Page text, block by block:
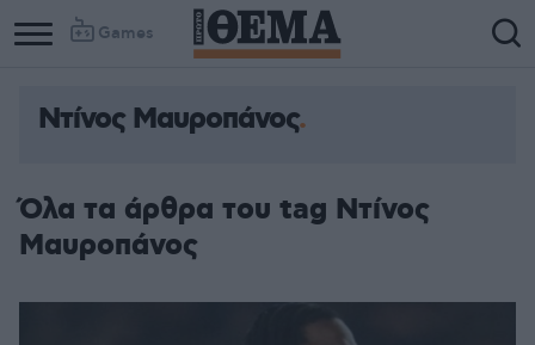
Games
Ντίνος Μαυροπάνος
Όλα τα άρθρα του tag Ντίνος
Μαυροπάνος